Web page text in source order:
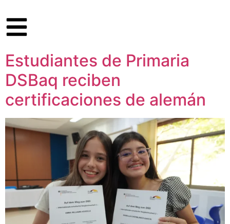
Estudiantes de Primaria
DSBaq reciben
certificaciones de alemán​